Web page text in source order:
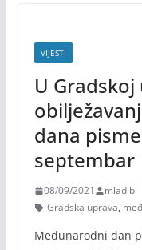
VIJESTI
U
dana
septembar
08/09/2021
mladibl
Gradska uprava,
Međunarodni dan